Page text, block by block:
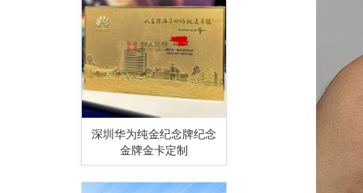
深圳华为纯金纪念牌纪念
金牌金卡定制